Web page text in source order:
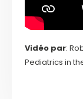
Vidéo par:
Pediatrics in